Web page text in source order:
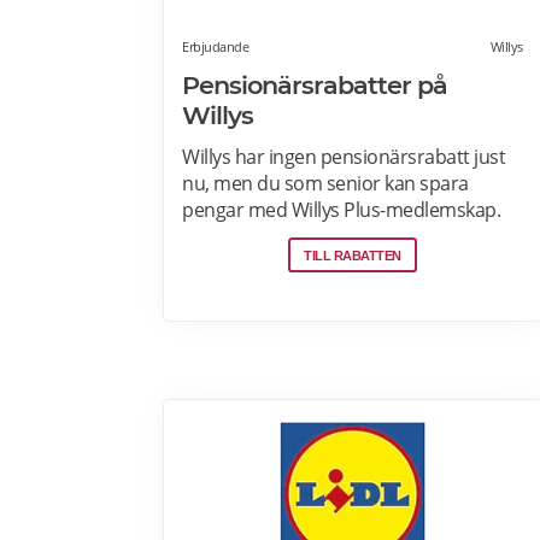
Erbjudande Willys
Pensionärsrabatter på
Willys
Willys har ingen pensionärsrabatt just
nu, men du som senior kan spara
pengar med Willys Plus-medlemskap.
Det kostar ingenting att bli Willys Plus-
kund. Med Willys Plus får du fler och
TILL RABATTEN